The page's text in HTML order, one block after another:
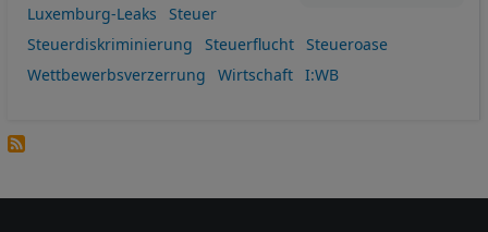
Luxemburg-Leaks
Steuer
Steuerdiskriminierung
Steuerflucht
Steueroase
Wettbewerbsverzerrung
Wirtschaft I:WB